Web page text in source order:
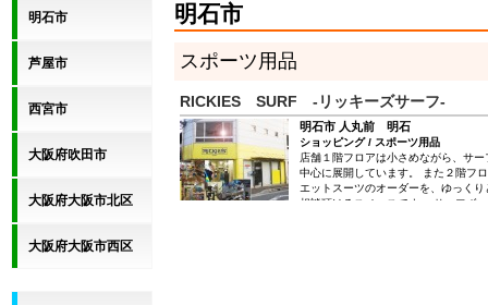
明石市
芦屋市
西宮市
大阪府吹田市
大阪府大阪市北区
大阪府大阪市西区
明石市
スポーツ用品
RICKIES SURF -リッキーズサーフ-
明石市 人丸前 明石
ショッピング / スポーツ用品
店舗１階フロアは小さめながら、サ
中心に展開しています。 また２階フ
エットスーツのオーダーを、ゆっく
相談頂けるスペースです。 サーフボ